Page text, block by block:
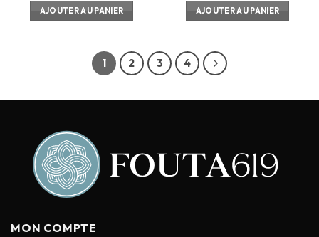
AJOUTER AU PANIER AJOUTER AU PANIER
1 2 3 4
MON COMPTE